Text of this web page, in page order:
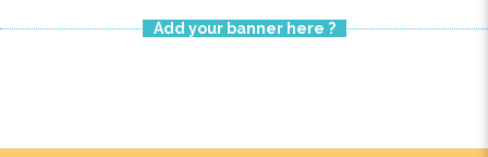
Add your banner here ?